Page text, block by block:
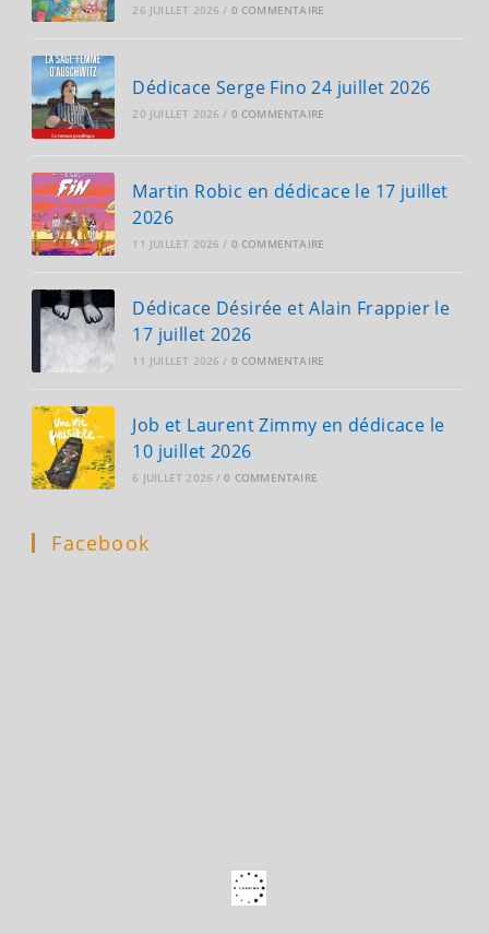
26 JUILLET 2026 / 0 COMMENTAIRE
Dédicace Serge Fino 24 juillet 2026
20 JUILLET 2026 / 0 COMMENTAIRE
Martin Robic en dédicace le 17 juillet
2026
11 JUILLET 2026 / 0 COMMENTAIRE
Dédicace Désirée et Alain Frappier le
17 juillet 2026
11 JUILLET 2026 / 0 COMMENTAIRE
Job et Laurent Zimmy en dédicace le
10 juillet 2026
6 JUILLET 2026 / 0 COMMENTAIRE
Facebook